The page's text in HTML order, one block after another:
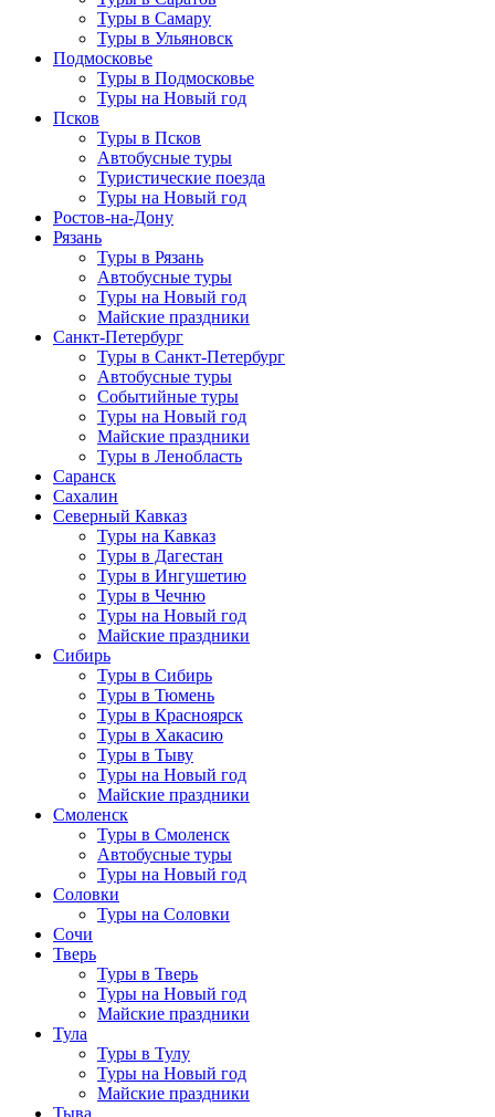
Туры в Самару
Туры в Ульяновск
Подмосковье
Туры в Подмосковье
Туры на Новый год
Псков
Туры в Псков
Автобусные туры
Туристические поезда
Туры на Новый год
Ростов-на-Дону
Рязань
Туры в Рязань
Автобусные туры
Туры на Новый год
Майские праздники
Санкт-Петербург
Туры в Санкт-Петербург
Автобусные туры
Событийные туры
Туры на Новый год
Майские праздники
Туры в Ленобласть
Саранск
Сахалин
Северный Кавказ
Туры на Кавказ
Туры в Дагестан
Туры в Ингушетию
Туры в Чечню
Туры на Новый год
Майские праздники
Сибирь
Туры в Сибирь
Туры в Тюмень
Туры в Красноярск
Туры в Хакасию
Туры в Тыву
Туры на Новый год
Майские праздники
Смоленск
Туры в Смоленск
Автобусные туры
Туры на Новый год
Соловки
Туры на Соловки
Сочи
Тверь
Туры в Тверь
Туры на Новый год
Майские праздники
Тула
Туры в Тулу
Туры на Новый год
Майские праздники
Тыва